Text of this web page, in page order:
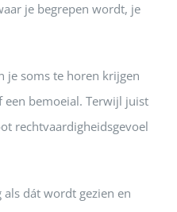
je begrepen wordt, je
je soms te horen krijgen
een bemoeial. Terwijl juist
rechtvaardigheidsgevoel
dát wordt gezien en